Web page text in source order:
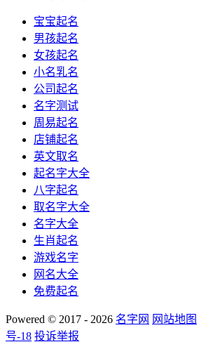
宝宝起名
男孩起名
女孩起名
小名乳名
公司起名
名字测试
周易起名
店铺起名
英文取名
起名字大全
八字起名
取名字大全
名字大全
生肖起名
游戏名字
网名大全
免费起名
Powered © 2017 - 2026 名字网 网站地图
号-18 投诉举报